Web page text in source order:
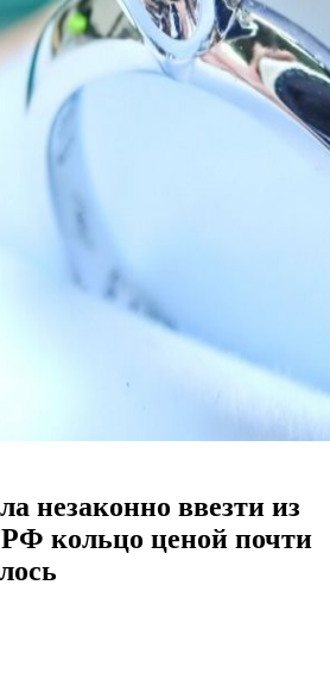
незаконно ввезти из
кольцо ценой почти